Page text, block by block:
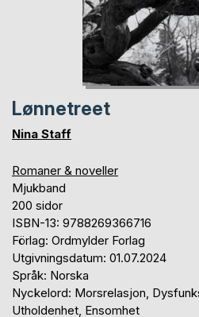
Lønnetreet
Nina Staff
Romaner & noveller
Mjukband
200 sidor
ISBN-13: 9788269366716
Förlag: Ordmylder Forlag
Utgivningsdatum: 01.07.2024
Språk: Norska
Nyckelord: Morsrelasjon,
Utholdenhet, Ensomhet